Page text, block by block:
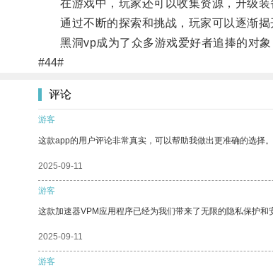
在游戏中，玩家还可以收集资源，升级装
通过不断的探索和挑战，玩家可以逐渐揭
黑洞vp成为了众多游戏爱好者追捧的对象
#44#
评论
游客
这款app的用户评论非常真实，可以帮助我做出更准确的选择。
2025-09-11
游客
这款加速器VPM应用程序已经为我们带来了无限的隐私保护和
2025-09-11
游客